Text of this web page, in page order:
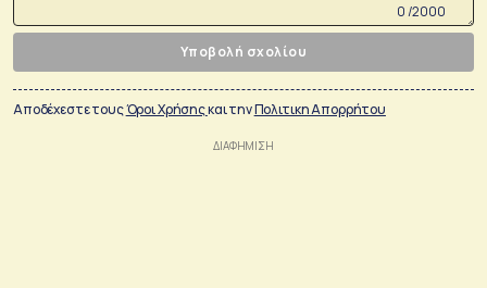
0 /2000
Υποβολή σχολίου
Αποδέχεστε τουςΌροι Χρήσηςκαι τηνΠολιτικη Απορρήτου